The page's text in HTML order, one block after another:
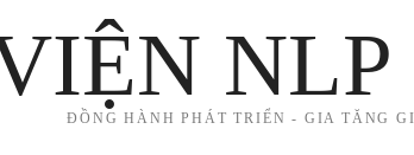
ĐỒNG HÀNH PHÁT TRIỂN - GIA TĂNG